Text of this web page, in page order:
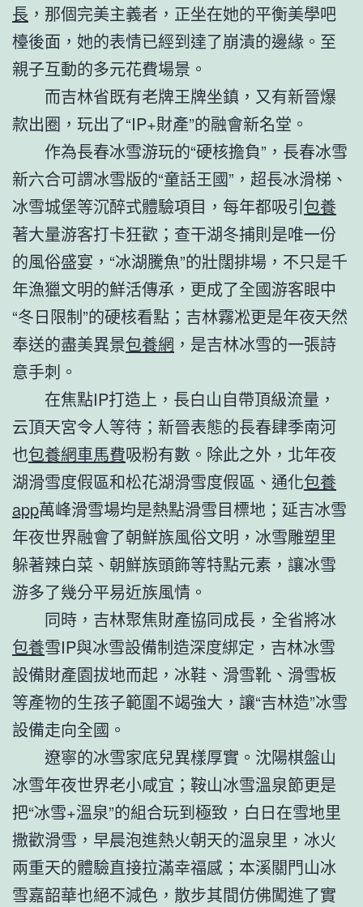
長 ，那個完美主義者，正坐在她的平衡美學吧
檯後面，她的表情已經到達了崩潰的邊緣。至
親子互動的多元花費場景。
而吉林省既有老牌王牌坐鎮，又有新晉爆
款出圈，玩出了“IP+財產”的融會新名堂。
作為長春冰雪游玩的“硬核擔負”，長春冰雪
新六合可謂冰雪版的“童話王國”，超長冰滑梯、
冰雪城堡等沉醉式體驗項目，每年都吸引包養
著大量游客打卡狂歡；查干湖冬捕則是唯一份
的風俗盛宴，“冰湖騰魚”的壯闊排場，不只是千
年漁獵文明的鮮活傳承，更成了全國游客眼中
“冬日限制”的硬核看點；吉林霧凇更是年夜天然
奉送的盡美異景包養網 ，是吉林冰雪的一張詩
意手刺。
在焦點IP打造上，長白山自帶頂級流量，
云頂天宮令人等待；新晉表態的長春肆季南河
也包養網車馬費吸粉有數。除此之外，北年夜
湖滑雪度假區和松花湖滑雪度假區、通化包養
app萬峰滑雪場均是熱點滑雪目標地；延吉冰雪
年夜世界融會了朝鮮族風俗文明，冰雪雕塑里
躲著辣白菜、朝鮮族頭飾等特點元素，讓冰雪
游多了幾分平易近族風情。
同時，吉林聚焦財產協同成長，全省將冰
包養雪IP與冰雪設備制造深度綁定，吉林冰雪
設備財產園拔地而起，冰鞋、滑雪靴、滑雪板
等產物的生孩子範圍不竭強大，讓“吉林造”冰雪
設備走向全國。
遼寧的冰雪家底兒異樣厚實。沈陽棋盤山
冰雪年夜世界老小咸宜；鞍山冰雪溫泉節更是
把“冰雪+溫泉”的組合玩到極致，白日在雪地里
撒歡滑雪，早晨泡進熱火朝天的溫泉里，冰火
兩重天的體驗直接拉滿幸福感；本溪關門山冰
雪嘉韶華也絕不減色，散步其間仿佛闖進了實